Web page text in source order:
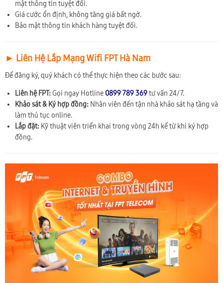
mật thông tin tuyệt đối.
Giá cước ổn định, không tăng giá bất ngờ.
Bảo mật thông tin khách hàng tuyệt đối.
► Liên Hệ Lắp Mạng Wifi FPT Hà Nam
Để đăng ký, quý khách có thể thực hiện theo các bước sau:
Liên hệ FPT: Gọi ngay Hotline 0899 789 369tư vấn 24/7.
Khảo sát & Ký hợp đồng: Nhân viên đến tận nhà khảo sát hạ tầng và
làm thủ tục online.
Lắp đặt: Kỹ thuật viên triển khai trong vòng 24h kể từ khi ký hợp
đồng.